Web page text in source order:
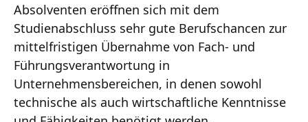
Absolventen eröffnen sich mit dem
Studienabschluss sehr gute Berufschancen zur
mittelfristigen Übernahme von Fach- und
Führungsverantwortung in
Unternehmensbereichen, in denen sowohl
technische als auch wirtschaftliche Kenntnisse